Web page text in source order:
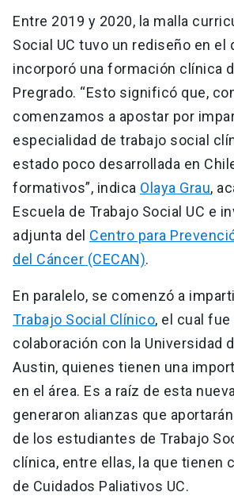
Entre 2019 y 2020, la malla
Social UC tuvo un rediseño en el
incorporó una formación clínica
Pregrado. “Esto significó que,
comenzamos a apostar por
especialidad de trabajo social
estado poco desarrollada en
formativos”, indica Olaya Grau,
Escuela de Trabajo Social UC e
adjunta del Centro para
del Cáncer (CECAN).
En paralelo, se comenzó a
Trabajo Social Clínico, el cual
colaboración con la Universidad
Austin, quienes tienen una
en el área. Es a raíz de esta
generaron alianzas que
de los estudiantes de Trabajo
clínica, entre ellas, la que tienen
de Cuidados Paliativos UC.